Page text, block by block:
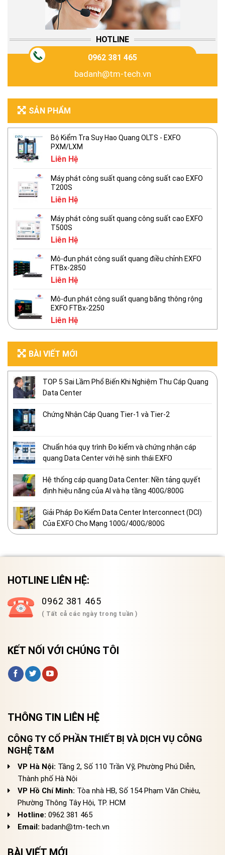
HOTLINE
0962 381 465
badanh@tm-tech.vn
SẢN PHẨM
Bộ Kiểm Tra Suy Hao Quang OLTS - EXFO
PXM/LXM
Liên Hệ
Máy phát công suất quang công suất cao EXFO
T200S
Liên Hệ
Máy phát công suất quang công suất cao EXFO
T500S
Liên Hệ
Mô-đun phát công suất quang điều chỉnh EXFO
FTBx-2850
Liên Hệ
Mô-đun phát công suất quang băng thông rộng
EXFO FTBx-2250
Liên Hệ
BÀI VIẾT MỚI
TOP 5 Sai Lầm Phổ Biến Khi Nghiệm Thu Cáp Quang
Data Center
Chứng Nhận Cáp Quang Tier-1 và Tier-2
Chuẩn hóa quy trình Đo kiểm và chứng nhận cáp
quang Data Center với hệ sinh thái EXFO
Hệ thống cáp quang Data Center: Nền tảng quyết
định hiệu năng của AI và hạ tầng 400G/800G
Giải Pháp Đo Kiểm Data Center Interconnect (DCI)
Của EXFO Cho Mạng 100G/400G/800G
HOTLINE LIÊN HỆ:
0962 381 465
( Tất cả các ngày trong tuần )
KẾT NỐI VỚI CHÚNG TÔI
THÔNG TIN LIÊN HỆ
CÔNG TY CỔ PHẦN THIẾT BỊ VÀ DỊCH VỤ CÔNG
NGHỆ T&M
VP Hà Nội: Tầng 2, Số 110 Trần Vỹ, Phường Phú Diễn,
Thành phố Hà Nội
VP Hồ Chí Minh: Tòa nhà HB, Số 154 Phạm Văn Chiêu,
Phường Thông Tây Hội, TP. HCM
Hotline: 0962 381 465
Email: badanh@tm-tech.vn
BÀI VIẾT MỚI